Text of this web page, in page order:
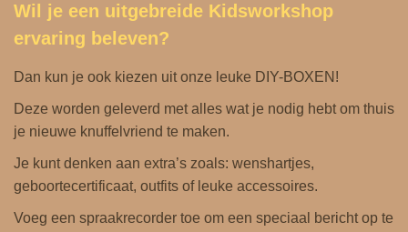
Wil je een uitgebreide Kidsworkshop
ervaring beleven?
Dan kun je ook kiezen uit onze leuke DIY-BOXEN!
Deze worden geleverd met alles wat je nodig hebt om thuis
je nieuwe knuffelvriend te maken.
Je kunt denken aan extra’s zoals: wenshartjes,
geboortecertificaat, outfits of leuke accessoires.
Voeg een spraakrecorder toe om een ​​speciaal bericht op te